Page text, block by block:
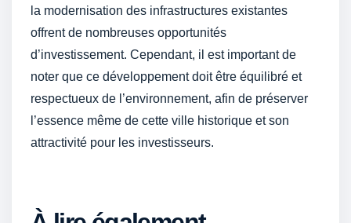
la modernisation des infrastructures existantes
offrent de nombreuses opportunités
d’investissement. Cependant, il est important de
noter que ce développement doit être équilibré et
respectueux de l’environnement, afin de préserver
l’essence même de cette ville historique et son
attractivité pour les investisseurs.